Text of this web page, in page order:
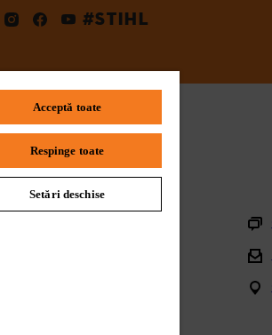
#STIHL
Utile
Acceptă toate
Respinge toate
Setări deschise